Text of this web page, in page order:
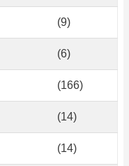
(9)
(6)
(166)
(14)
(14)